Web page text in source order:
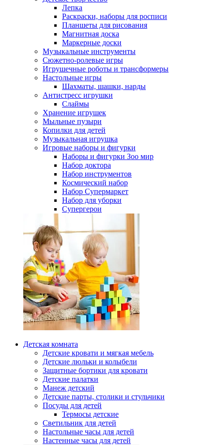
Лепка
Раскраски, наборы для росписи
Планшеты для рисования
Магнитная доска
Маркерные доски
Музыкальные инструменты
Сюжетно-ролевые игры
Игрушечные роботы и трансформеры
Настольные игры
Шахматы, шашки, нарды
Антистресс игрушки
Слаймы
Хранение игрушек
Мыльные пузыри
Копилки для детей
Музыкальная игрушка
Игровые наборы и фигурки
Наборы и фигурки Зоо мир
Набор доктора
Набор инструментов
Космический набор
Hабор Супермаркет
Набор для уборки
Супергерои
Детская комната
Детские кровати и мягкая мебель
Детские люльки и колыбели
Защитные бортики для кровати
Детские палатки
Манеж детский
Детские парты, столики и стульчики
Посуды для детей
Термосы детские
Светильник для детей
Настольные часы для детей
Настенные часы для детей